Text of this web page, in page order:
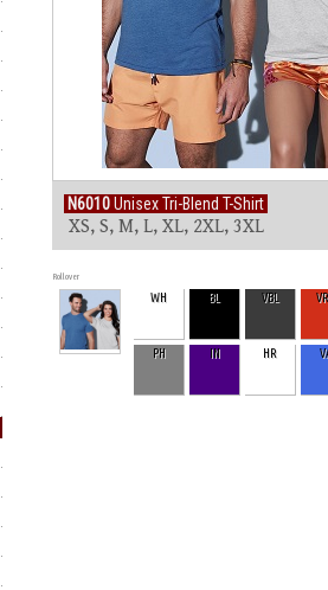
N6010Unisex Tri-Blend T-Shirt
XS, S, M, L, XL, 2XL, 3XL
Rollover
WH BL VBL
PH IN HR